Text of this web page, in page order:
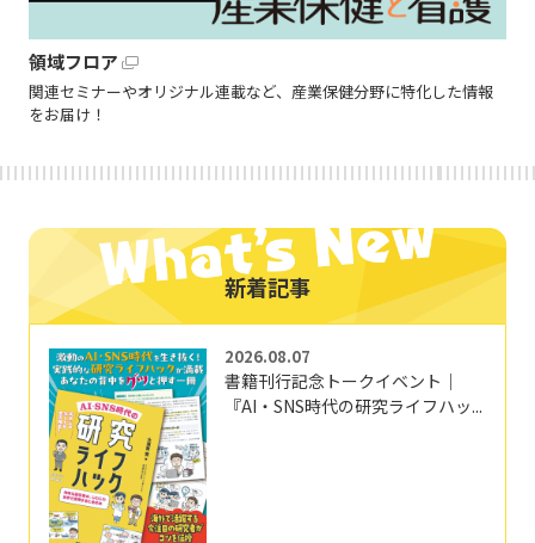
領域フロア
関連セミナーやオリジナル連載など、産業保健分野に特化した情報
をお届け！
新着記事
2026.08.07
書籍刊行記念トークイベント｜
『AI・SNS時代の研究ライフハッ...